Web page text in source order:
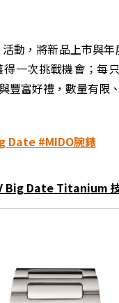
動，將新品上市與
一次挑戰機會；每
豐富好禮，數量有限
Date#MIDO腕錶
Date Titanium